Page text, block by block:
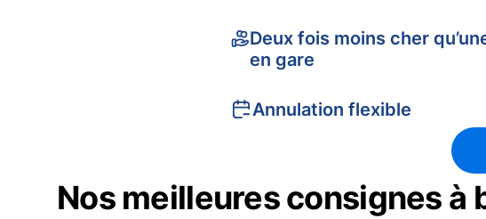
Deux fois moins cher
en gare
Annulation flexible
Nos meilleures consignes à